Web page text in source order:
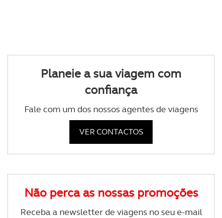
Planeie a sua viagem com
confiança
Fale com um dos nossos agentes de viagens
VER CONTACTOS
Não perca as nossas promoções
Receba a newsletter de viagens no seu e-mail